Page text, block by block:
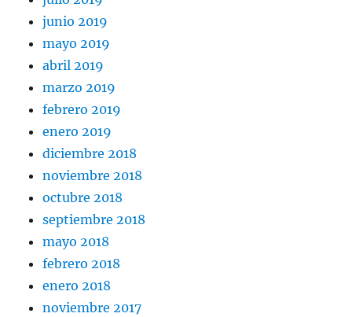
junio 2019
mayo 2019
abril 2019
marzo 2019
febrero 2019
enero 2019
diciembre 2018
noviembre 2018
octubre 2018
septiembre 2018
mayo 2018
febrero 2018
enero 2018
noviembre 2017